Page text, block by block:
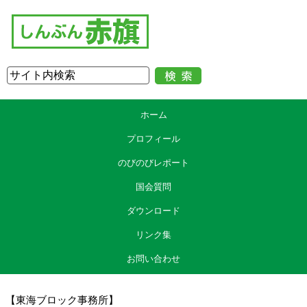
ホーム
プロフィール
のびのびレポート
国会質問
ダウンロード
リンク集
お問い合わせ
【東海ブロック事務所】